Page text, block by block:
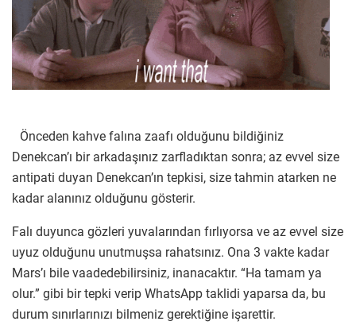
Önceden kahve falına zaafı olduğunu bildiğiniz
Denekcan’ı bir arkadaşınız zarfladıktan sonra; az evvel size
antipati duyan Denekcan’ın tepkisi, size tahmin atarken ne
kadar alanınız olduğunu gösterir.
Falı duyunca gözleri yuvalarından fırlıyorsa ve az evvel size
uyuz olduğunu unutmuşsa rahatsınız. Ona 3 vakte kadar
Mars’ı bile vaadedebilirsiniz, inanacaktır. “Ha tamam ya
olur.” gibi bir tepki verip WhatsApp taklidi yaparsa da, bu
durum sınırlarınızı bilmeniz gerektiğine işarettir.